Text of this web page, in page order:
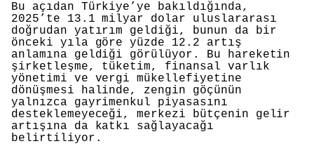
Bu açıdan Türkiye’ye bakıldığında,
2025’te 13.1 milyar dolar uluslararası
doğrudan yatırım geldiği, bunun da bir
önceki yıla göre yüzde 12.2 artış
anlamına geldiği görülüyor. Bu hareketin
şirketleşme, tüketim, finansal varlık
yönetimi ve vergi mükellefiyetine
dönüşmesi halinde, zengin göçünün
yalnızca gayrimenkul piyasasını
desteklemeyeceği, merkezi bütçenin gelir
artışına da katkı sağlayacağı
belirtiliyor.